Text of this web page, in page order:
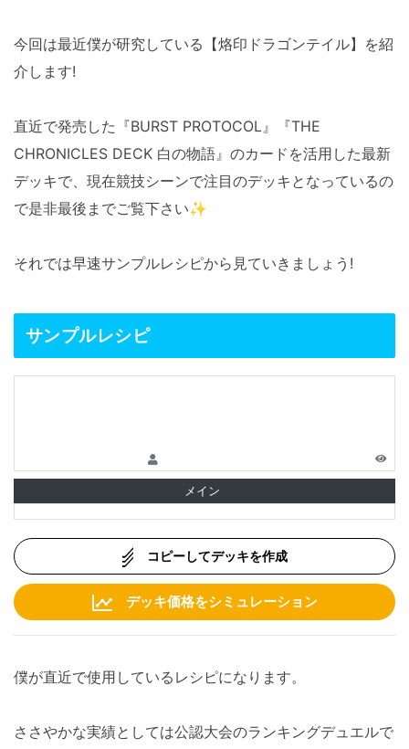
今回は最近僕が研究している【烙印ドラゴンテイル】を紹
介します!
直近で発売した『BURST PROTOCOL』『THE
CHRONICLES DECK 白の物語』のカードを活用した最新
デッキで、現在競技シーンで注目のデッキとなっているの
で是非最後までご覧下さい✨
それでは早速サンプルレシピから見ていきましょう!
サンプルレシピ
メイン
コピーしてデッキを作成
デッキ価格をシミュレーション
僕が直近で使用しているレシピになります。
ささやかな実績としては公認大会のランキングデュエルで